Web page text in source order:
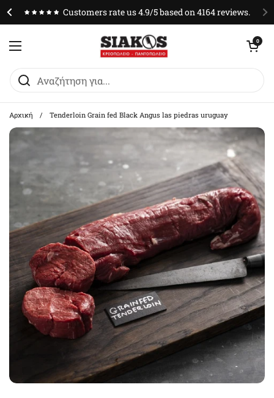
Customers rate us 4.9/5 based on 4164 reviews.
Άνοιγμα μενού
Άνοιγμα0
Αρχική / Tenderloin Grain fed Black Angus las piedras uruguay